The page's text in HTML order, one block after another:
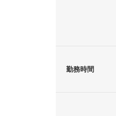
勤務時間